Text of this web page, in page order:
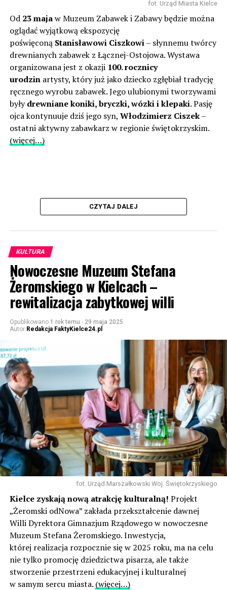
fot. Urząd Miasta Kielce
Od 23 majaw Muzeum Zabawek i Zabawy będzie można
oglądać wyjątkową ekspozycję
poświęconą Stanisławowi Ciszkowi– słynnemu twórcy
drewnianych zabawek z Łącznej-Ostojowa. Wystawa
organizowana jest z okazji 100. rocznicy
urodzinartysty, który już jako dziecko zgłębiał tradycję
ręcznego wyrobu zabawek. Jego ulubionymi tworzywami
byłydrewniane koniki, bryczki, wózki i klepaki. Pasję
ojca kontynuuje dziś jego syn, Włodzimierz Ciszek–
ostatni aktywny zabawkarz w regionie świętokrzyskim.
(więcej…)
CZYTAJ DALEJ
KULTURA
Nowoczesne Muzeum Stefana
Żeromskiego w Kielcach –
rewitalizacja zabytkowej willi
Opublikowano 1 rok temu - 29 maja 2025
Autor Redakcja FaktyKielce24.pl
fot. Urząd Marszałkowski Woj. Świętokrzyskiego
Kielce zyskają nową atrakcję kulturalną! Projekt
„Żeromski odNowa” zakłada przekształcenie dawnej
Willi Dyrektora Gimnazjum Rządowego w nowoczesne
Muzeum Stefana Żeromskiego. Inwestycja,
której realizacja rozpocznie się w 2025 roku, ma na celu
nie tylko promocję dziedzictwa pisarza, ale także
stworzenie przestrzeni edukacyjnej i kulturalnej
w samym sercu miasta. (więcej…)